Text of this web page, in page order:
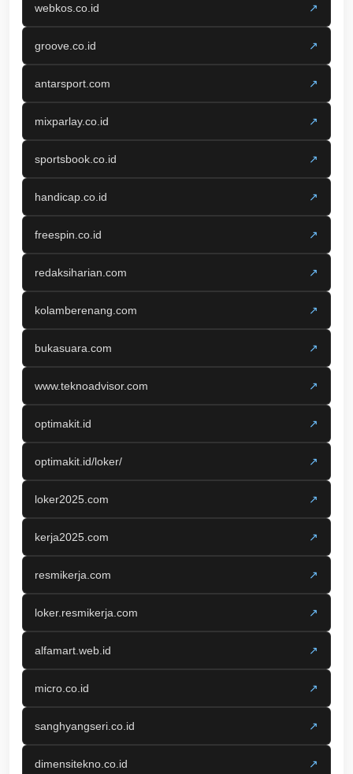
webkos.co.id ↗
groove.co.id ↗
antarsport.com ↗
mixparlay.co.id ↗
sportsbook.co.id ↗
handicap.co.id ↗
freespin.co.id ↗
redaksiharian.com ↗
kolamberenang.com ↗
bukasuara.com ↗
www.teknoadvisor.com ↗
optimakit.id ↗
optimakit.id/loker/ ↗
loker2025.com ↗
kerja2025.com ↗
resmikerja.com ↗
loker.resmikerja.com ↗
alfamart.web.id ↗
micro.co.id ↗
sanghyangseri.co.id ↗
dimensitekno.co.id ↗